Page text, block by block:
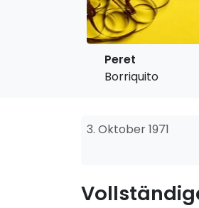
Peret
Borriquito
3. Oktober 1971